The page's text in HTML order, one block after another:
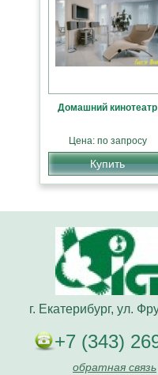
Домашний кинотеатр
Цена: по запросу
Купить
г. Екатерибург, ул.
+7 (343)
обратная связь